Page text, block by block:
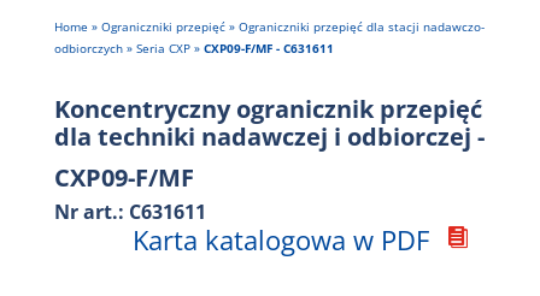
Home » Ograniczniki przepięć» Ograniczniki przepięć dla stacji nadawczo-
odbiorczych» Seria CXP» CXP09-F/MF - C631611
Koncentryczny ogranicznik przepięć
dla techniki nadawczej i odbiorczej -
CXP09-F/MF
Nr art.: C631611

Karta katalogowa w PDF